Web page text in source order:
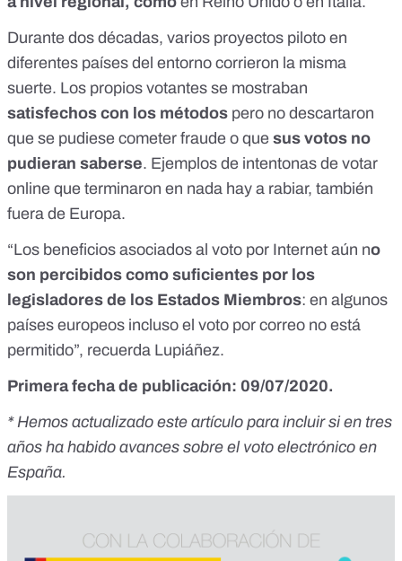
Durante dos décadas, varios proyectos piloto en
diferentes países del entorno corrieron la misma
suerte. Los propios votantes se mostraban
satisfechos con los métodos pero no descartaron
que se pudiese cometer fraude o que sus votos no
pudieran saberse. Ejemplos de intentonas de votar
online que terminaron en nada hay a rabiar, también
fuera de Europa.
“Los beneficios asociados al voto por Internet aún no
son percibidos como suficientes por los
legisladores de los Estados Miembros: en algunos
países europeos incluso el voto por correo no está
permitido”, recuerda Lupiáñez.
Primera fecha de publicación: 09/07/2020.
* Hemos actualizado este artículo para incluir si en tres
años ha habido avances sobre el voto electrónico en
España.